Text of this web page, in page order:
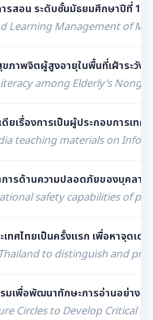
ารสอน ระดับชั้นมัธยมศึกษาปีที่
Learning Management of
ภาพจิตผู้สูงอายุในพื้นที่เฝ้าระวั
among Elderly’s Nong
เรื่องการเป็นผู้ประกอบการเทค
teaching materials on
รด้านความปลอดภัยของบุคลาก
safety capabilities of
ศไทยเป็นครั้งแรก เพื่อหาจุดเด่
to distinguish and
มเพื่อพัฒนาทักษะการอ่านอย่าง
Circles to Develop Critical